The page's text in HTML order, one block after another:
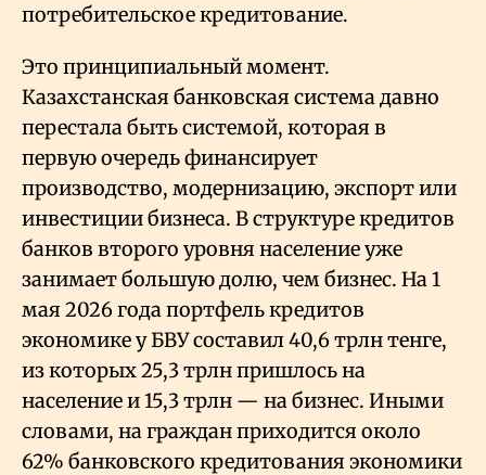
потребительское кредитование.
Это принципиальный момент.
Казахстанская банковская система давно
перестала быть системой, которая в
первую очередь финансирует
производство, модернизацию, экспорт или
инвестиции бизнеса. В структуре кредитов
банков второго уровня население уже
занимает большую долю, чем бизнес. На 1
мая 2026 года портфель кредитов
экономике у БВУ составил 40,6 трлн тенге,
из которых 25,3 трлн пришлось на
население и 15,3 трлн — на бизнес. Иными
словами, на граждан приходится около
62% банковского кредитования экономики